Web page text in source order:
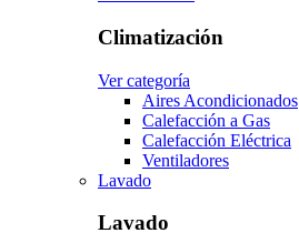
Climatización
Ver categoría
Aires Acondicionados
Calefacción a Gas
Calefacción Eléctrica
Ventiladores
Lavado
Lavado